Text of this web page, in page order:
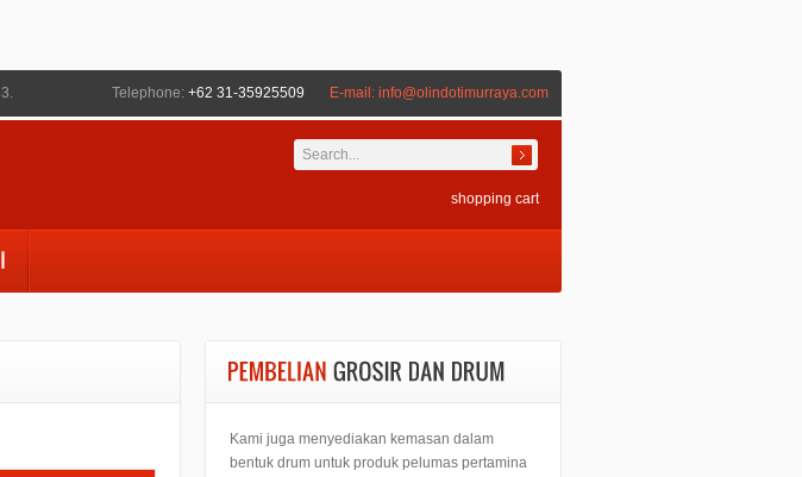
E-mail: info@olindotimurraya.com
Telephone: +62 31-35925509
shopping cart
Kami juga menyediakan kemasan dalam
bentuk drum untuk produk pelumas pertamina